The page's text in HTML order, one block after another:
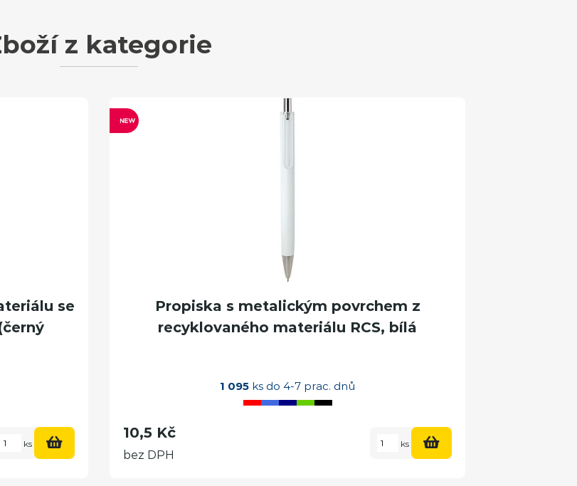
z kategorie
se
ks
Propiska s metalickým povrchem z
recyklovaného materiálu RCS, bílá
1 095 ks do 4-7 prac. dnů
10,5 Kč
bez DPH
ks